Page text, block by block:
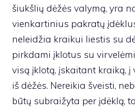
šiukšlių dėžės valymą, yra
vienkartinius pakratų
neleidžia kraikui liestis su
pirkdami įklotus su
visą įklotą, įskaitant kraiką, į
iš dėžės. Nereikia šveisti,
būtų subraižyta per įdėklą,